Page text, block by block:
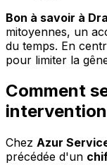
Bon à savoir à
mitoyennes, un
du temps. En
pour limiter la
Comment
Chez Azur
précédée d'un